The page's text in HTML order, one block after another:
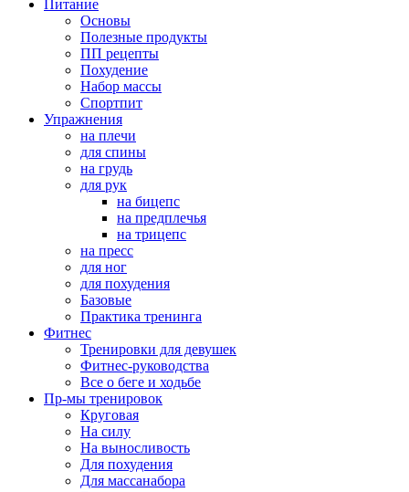
Питание
Основы
Полезные продукты
ПП рецепты
Похудение
Набор массы
Спортпит
Упражнения
на плечи
для спины
на грудь
для рук
на бицепс
на предплечья
на трицепс
на пресс
для ног
для похудения
Базовые
Практика тренинга
Фитнес
Тренировки для девушек
Фитнес-руководства
Все о беге и ходьбе
Пр-мы тренировок
Круговая
На силу
На выносливость
Для похудения
Для массанабора